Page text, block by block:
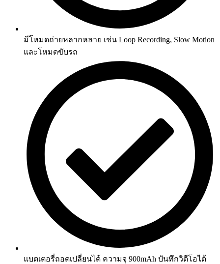
มีโหมดถ่ายหลากหลาย เช่น Loop Recording, Slow Motion
และโหมดขับรถ
แบตเตอรี่ถอดเปลี่ยนได้ ความจุ 900mAh บันทึกวิดีโอได้